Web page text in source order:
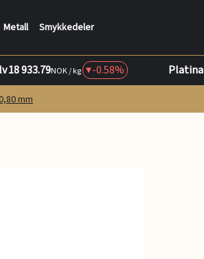
Metall Smykkedeler
18 933.79NOK / kg -0.58% Platina
mm